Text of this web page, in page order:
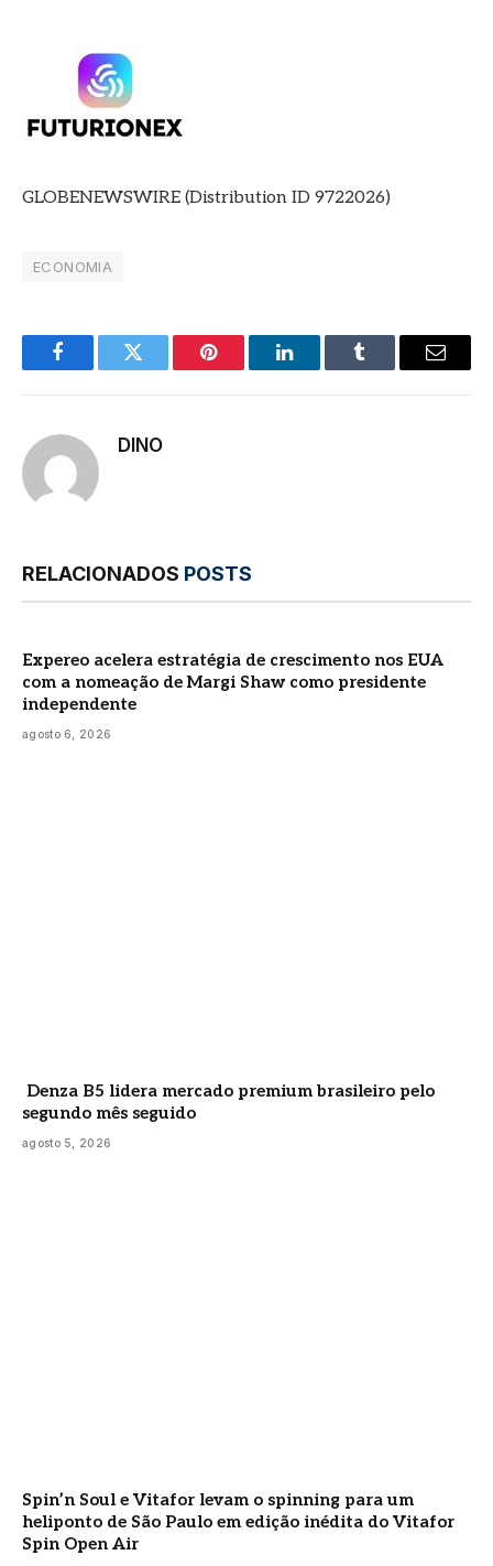
GLOBENEWSWIRE (Distribution ID 9722026)
ECONOMIA
FacebookTwitter Pinterest LinkedInTumblr
E-
DINO
RELACIONADOS POSTS
Expereo acelera estratégia de crescimento nos EUA
com a nomeação de Margi Shaw como presidente
independente
agosto 6, 2026
Denza B5 lidera mercado premium brasileiro pelo
segundo mês seguido
agosto 5, 2026
Spin’n Soul e Vitafor levam o spinning para um
heliponto de São Paulo em edição inédita do Vitafor
Spin Open Air